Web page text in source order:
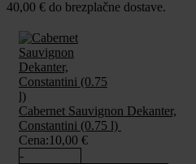
40,00 € do brezplačne dostave.
Cabernet Sauvignon Dekanter,
Constantini (0.75 l)
Cena:10,00 €
-